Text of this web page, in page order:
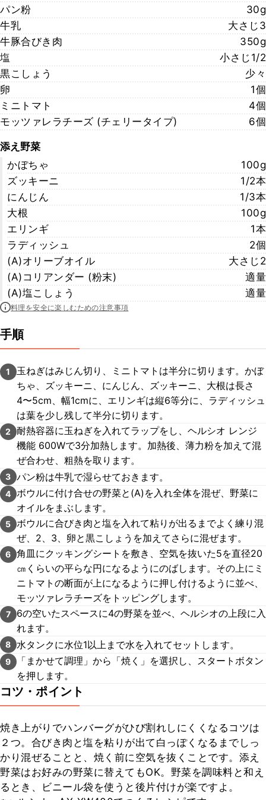
パン粉
30g
牛乳
大さじ3
牛豚合びき肉
350g
塩
小さじ1/2
黒こしょう
少々
卵
1個
ミニトマト
4個
モッツァレラチーズ (チェリータイプ)
6個
添え野菜
かぼちゃ
100g
ズッキーニ
1/2本
にんじん
1/3本
大根
100g
エリンギ
1本
ラディッシュ
2個
(A)オリーブオイル
大さじ2
(A)コリアンダー (粉末)
適量
(A)塩こしょう
適量
料理を安全に楽しむための注意事項
手順
1
⽟ねぎはみじん切り、ミニトマトは半分に切ります。かぼ
ちゃ、ズッキーニ、にんじん、ズッキーニ、大根は長さ
4〜5cm、幅1cmに、エリンギは縦6等分に、ラディッシュ
は葉を少し残して半分に切ります。
2
耐熱容器に⽟ねぎを⼊れてラップをし、ヘルシオ レンジ
機能 600Wで3分加熱します。加熱後、薄⼒粉を加えて混
ぜ合わせ、粗熱を取ります。
3 パン粉は⽜乳で湿らせておきます。
4 ボウルに付け合せの野菜と(A)を⼊れ全体を混ぜ、野菜に
オイルをまぶします。
5 ボウルに合びき⾁と塩を⼊れて粘りが出るまでよく練り混
ぜ、2、3、卵と黒こしょうを加えてさらに混ぜます。
6 ⾓⽫にクッキングシートを敷き、空気を抜いた5を直径20
㎝くらいの平らな円になるようにのばします。その上にミ
ニトマトの断⾯が上になるように押し付けるように並べ、
モッツァレラチーズをトッピングします。
7
6の空いたスペースに4の野菜を並べ、ヘルシオの上段に入
れます。
8 ⽔タンクに水位1以上まで水を⼊れてセットします。
9
「まかせて調理」から「焼く」を選択し、スタートボタン
を押します。
コツ・ポイント
焼き上がりでハンバーグがひび割れしにくくなるコツは
２つ。合びき肉と塩を粘りが出て白っぽくなるまでしっ
かり混ぜることと、焼く前に空気を抜くことです。添え
野菜はお好みの野菜に替えてもOK。野菜を調味料と和え
るとき、ビニール袋を使うと後片付けが楽ですよ。